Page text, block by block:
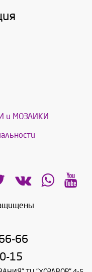
и МОЗАИКИ
66
15